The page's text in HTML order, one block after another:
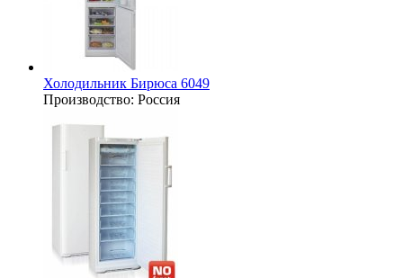
Холодильник Бирюса 6049
Производство: Россия